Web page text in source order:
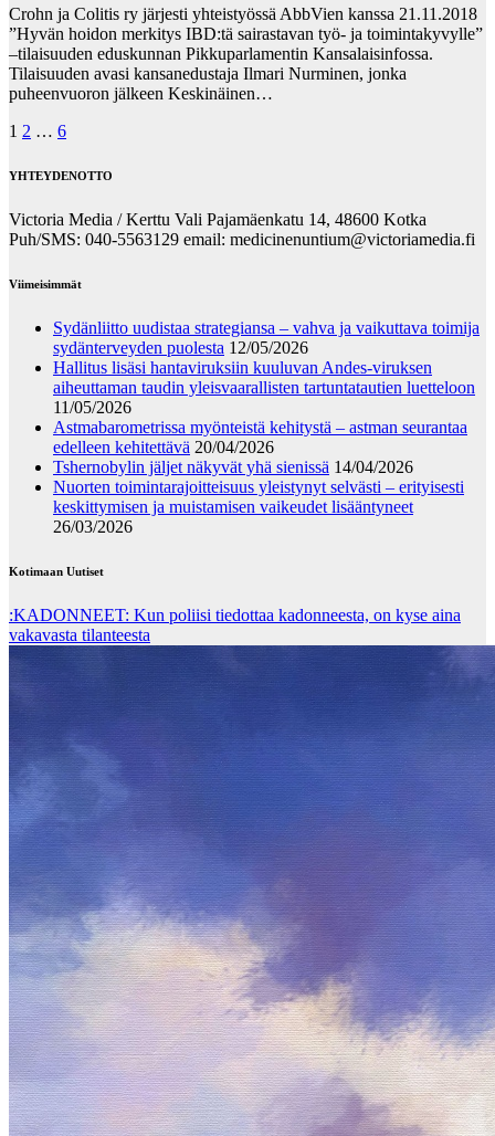
Crohn ja Colitis ry järjesti yhteistyössä AbbVien kanssa 21.11.2018
”Hyvän hoidon merkitys IBD:tä sairastavan työ- ja toimintakyvylle”
–tilaisuuden eduskunnan Pikkuparlamentin Kansalaisinfossa.
Tilaisuuden avasi kansanedustaja Ilmari Nurminen, jonka
puheenvuoron jälkeen Keskinäinen…
Posts
pagination
1 2 … 6
YHTEYDENOTTO
Victoria Media / Kerttu Vali Pajamäenkatu 14, 48600 Kotka
Puh/SMS: 040-5563129 email: medicinenuntium@victoriamedia.fi
Viimeisimmät
Sydänliitto uudistaa strategiansa – vahva ja vaikuttava toimija
sydänterveyden puolesta 12/05/2026
Hallitus lisäsi hantaviruksiin kuuluvan Andes-viruksen
aiheuttaman taudin yleisvaarallisten tartuntatautien luetteloon
11/05/2026
Astmabarometrissa myönteistä kehitystä – astman seurantaa
edelleen kehitettävä 20/04/2026
Tshernobylin jäljet näkyvät yhä sienissä 14/04/2026
Nuorten toimintarajoitteisuus yleistynyt selvästi – erityisesti
keskittymisen ja muistamisen vaikeudet lisääntyneet
26/03/2026
Kotimaan Uutiset
:KADONNEET: Kun poliisi tiedottaa kadonneesta, on kyse aina
vakavasta tilanteesta